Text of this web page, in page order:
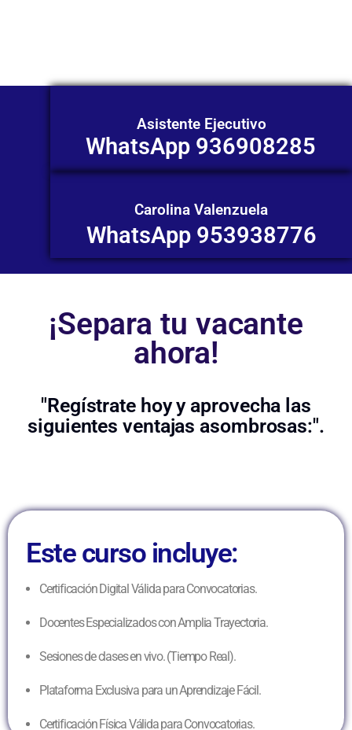
Asistente Ejecutivo
WhatsApp 936908285
Carolina Valenzuela
WhatsApp 953938776
¡Separa tu vacante
ahora!
"Regístrate hoy y aprovecha las
siguientes ventajas asombrosas:".
Este curso incluye:
Certificación Digital Válida para Convocatorias.
Docentes Especializados con Amplia Trayectoria.
Sesiones de clases en vivo. (Tiempo Real).
Plataforma Exclusiva para un Aprendizaje Fácil.
Certificación Física Válida para Convocatorias.